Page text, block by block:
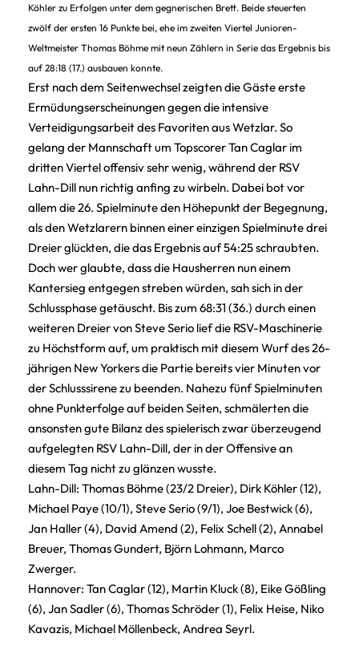
Köhler zu Erfolgen unter dem gegnerischen Brett. Beide steuerten
zwölf der ersten 16 Punkte bei, ehe im zweiten Viertel Junioren-
Weltmeister Thomas Böhme mit neun Zählern in Serie das Ergebnis bis
auf 28:18 (17.) ausbauen konnte.
Erst nach dem Seitenwechsel zeigten die Gäste erste
Ermüdungserscheinungen gegen die intensive
Verteidigungsarbeit des Favoriten aus Wetzlar. So
gelang der Mannschaft um Topscorer Tan Caglar im
dritten Viertel offensiv sehr wenig, während der RSV
Lahn-Dill nun richtig anfing zu wirbeln. Dabei bot vor
allem die 26. Spielminute den Höhepunkt der Begegnung,
als den Wetzlarern binnen einer einzigen Spielminute drei
Dreier glückten, die das Ergebnis auf 54:25 schraubten.
Doch wer glaubte, dass die Hausherren nun einem
Kantersieg entgegen streben würden, sah sich in der
Schlussphase getäuscht. Bis zum 68:31 (36.) durch einen
weiteren Dreier von Steve Serio lief die RSV-Maschinerie
zu Höchstform auf, um praktisch mit diesem Wurf des 26-
jährigen New Yorkers die Partie bereits vier Minuten vor
der Schlusssirene zu beenden. Nahezu fünf Spielminuten
ohne Punkterfolge auf beiden Seiten, schmälerten die
ansonsten gute Bilanz des spielerisch zwar überzeugend
aufgelegten RSV Lahn-Dill, der in der Offensive an
diesem Tag nicht zu glänzen wusste.
Lahn-Dill: Thomas Böhme (23/2 Dreier), Dirk Köhler (12),
Michael Paye (10/1), Steve Serio (9/1), Joe Bestwick (6),
Jan Haller (4), David Amend (2), Felix Schell (2), Annabel
Breuer, Thomas Gundert, Björn Lohmann, Marco
Zwerger.
Hannover: Tan Caglar (12), Martin Kluck (8), Eike Gößling
(6), Jan Sadler (6), Thomas Schröder (1), Felix Heise, Niko
Kavazis, Michael Möllenbeck, Andrea Seyrl.